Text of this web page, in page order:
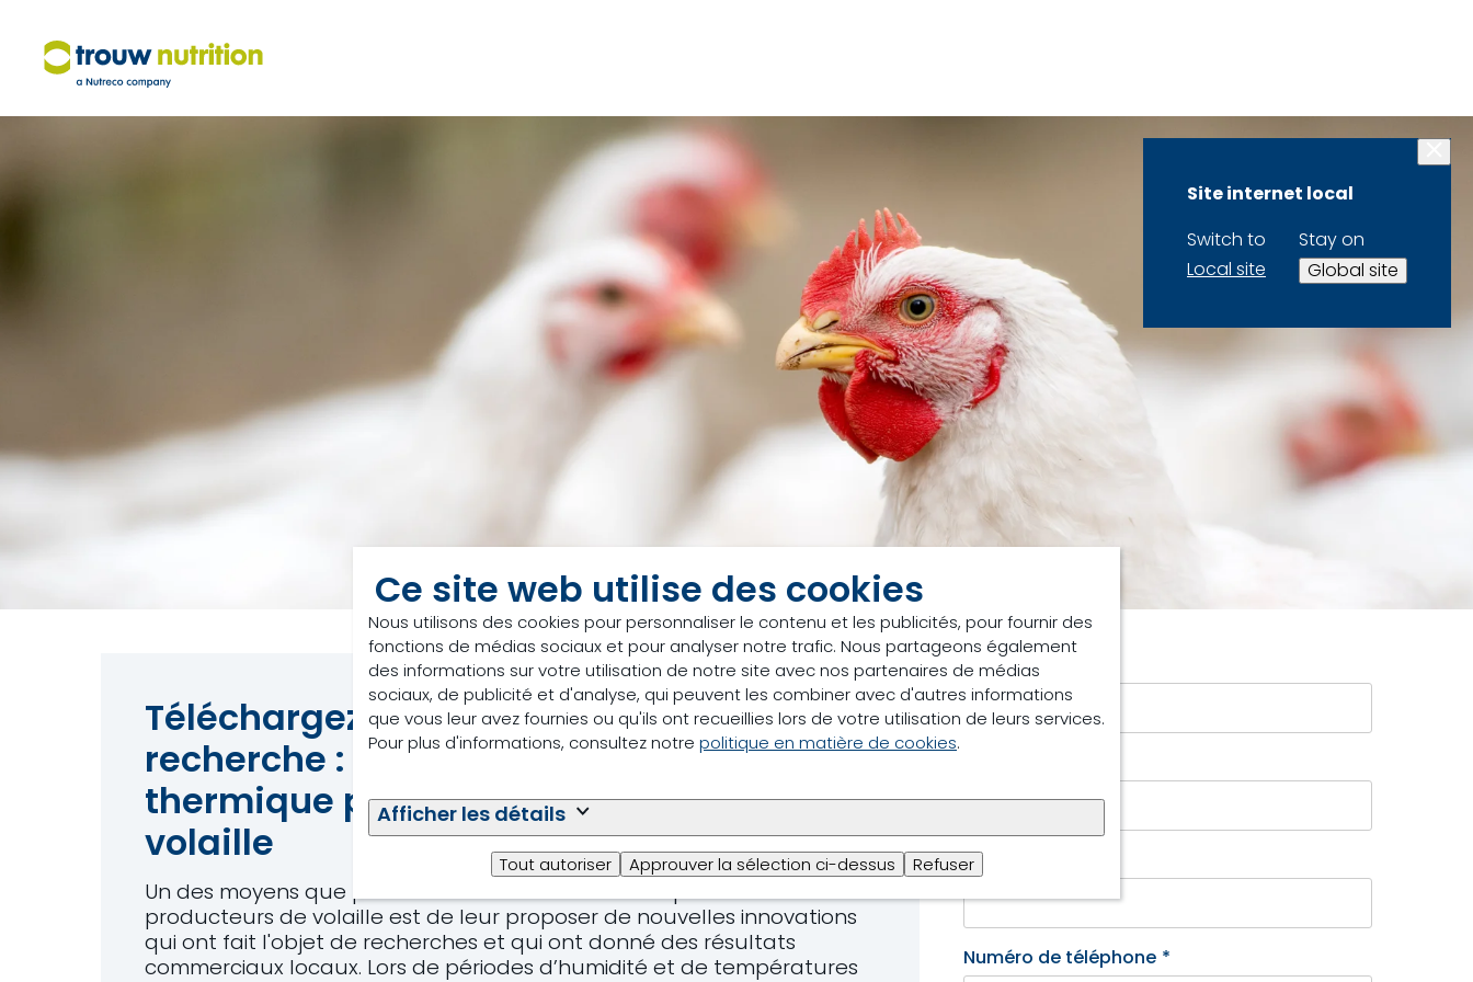
Ce site web utilise des cookies
Nous utilisons des cookies pour personnaliser le contenu et les publicités, pour fournir des
fonctions de médias sociaux et pour analyser notre trafic. Nous partageons également
des informations sur votre utilisation de notre site avec nos partenaires de médias
sociaux, de publicité et d'analyse, qui peuvent les combiner avec d'autres informations
que vous leur avez fournies ou qu'ils ont recueillies lors de votre utilisation de leurs services.
Pour plus d'informations, consultez notre politique en matière de cookies.
Afficher les détails
Tout autoriser Approuver la sélection ci-dessus Refuser
Site internet local
Switch to
Local site
Stay on
Global site
Téléchargez notre mise à jour en
recherche : Solutions contre le stress
thermique pour les producteurs de
volaille
Un des moyens que prend Trouw Nutrition Canada pour soutenir les
producteurs de volaille est de leur proposer de nouvelles innovations
qui ont fait l'objet de recherches et qui ont donné des résultats
commerciaux locaux. Lors de périodes d’humidité et de températures
Prénom *
Code postal
Numéro de téléphone *